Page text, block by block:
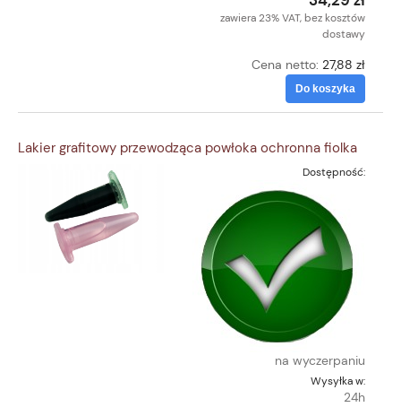
zawiera 23% VAT, bez kosztów
dostawy
Cena netto: 27,88 zł
Do koszyka
Lakier grafitowy przewodząca powłoka ochronna fiolka
Dostępność:
na wyczerpaniu
Wysyłka w:
24h